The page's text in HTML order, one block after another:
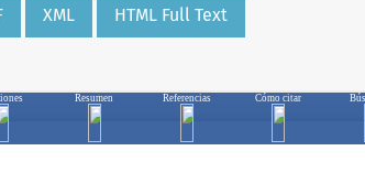
XML HTML Full Text